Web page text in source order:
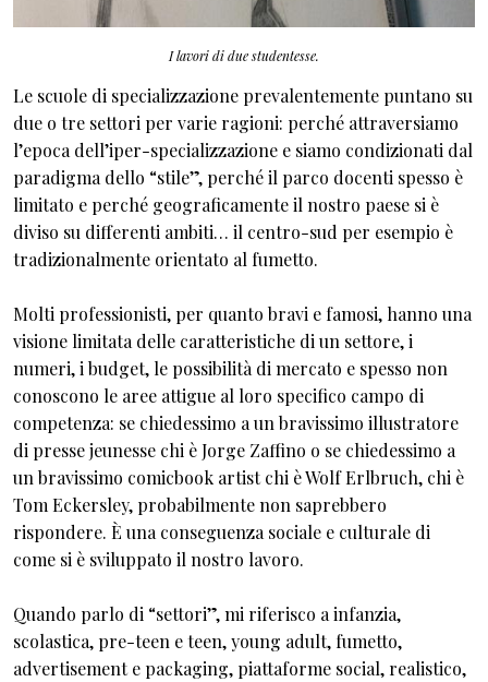
I lavori di due studentesse.
Le scuole di specializzazione prevalentemente puntano su
due o tre settori per varie ragioni: perché attraversiamo
l’epoca dell’iper-specializzazione e siamo condizionati dal
paradigma dello “stile”, perché il parco docenti spesso è
limitato e perché geograficamente il nostro paese si è
diviso su differenti ambiti… il centro-sud per esempio è
tradizionalmente orientato al fumetto.
Molti professionisti, per quanto bravi e famosi, hanno una
visione limitata delle caratteristiche di un settore, i
numeri, i budget, le possibilità di mercato e spesso non
conoscono le aree attigue al loro specifico campo di
competenza: se chiedessimo a un bravissimo illustratore
di presse jeunesse chi è Jorge Zaffino o se chiedessimo a
un bravissimo comicbook artist chi è Wolf Erlbruch, chi è
Tom Eckersley, probabilmente non saprebbero
rispondere. È una conseguenza sociale e culturale di
come si è sviluppato il nostro lavoro.
Quando parlo di “settori”, mi riferisco a infanzia,
scolastica, pre-teen e teen, young adult, fumetto,
advertisement e packaging, piattaforme social, realistico,